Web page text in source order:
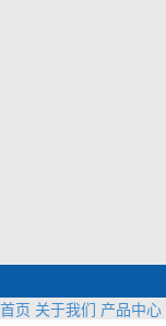
首页 关于我们 产品中心